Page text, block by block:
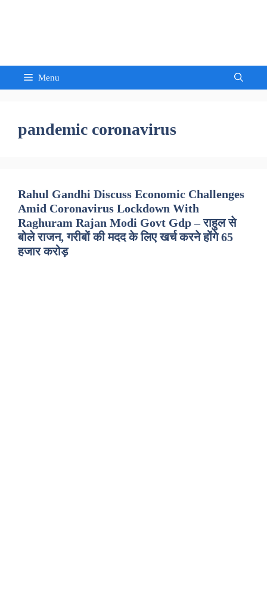
Menu
pandemic coronavirus
Rahul Gandhi Discuss Economic Challenges
Amid Coronavirus Lockdown With
Raghuram Rajan Modi Govt Gdp – राहुल से
बोले राजन, गरीबों की मदद के लिए खर्च करने होंगे 65
हजार करोड़